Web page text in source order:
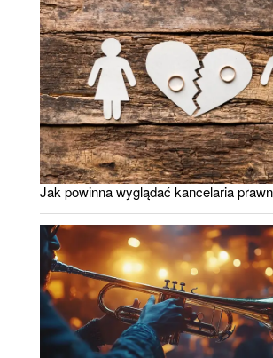
Jak powinna wyglądać kancelaria